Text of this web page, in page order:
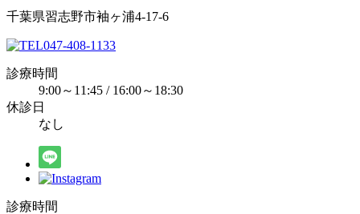
千葉県習志野市袖ヶ浦4-17-6
047-408-1133
診療時間
9:00～11:45 / 16:00～18:30
休診日
なし
診療時間